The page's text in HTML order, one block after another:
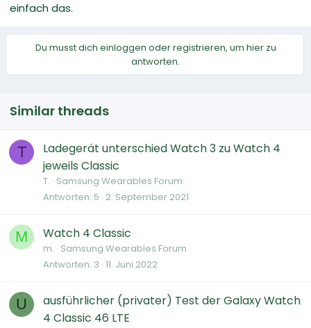
einfach das.
Du musst dich einloggen oder registrieren, um hier zu
antworten.
Similar threads
T
Ladegerät unterschied Watch 3 zu Watch 4
jeweils Classic
T. Samsung Wearables Forum
Antworten 5 2. September 2021
M Watch 4 Classic
m. Samsung Wearables Forum
Antworten 3 11. Juni 2022
U
ausführlicher (privater) Test der Galaxy Watch
4 Classic 46 LTE